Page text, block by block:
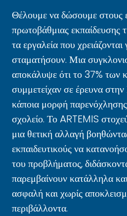
Θέλουμε να δώσουμε στους
πρωτοβάθμιας εκπαίδευσης
τα εργαλεία που χρειάζονται
σταματήσουν. Μια
αποκάλυψε ότι το 37% των
συμμετείχαν σε έρευνα
κάποια μορφή
σχολείο. Το ARTEMIS
μια θετική αλλαγή
εκπαιδευτικούς να
του προβλήματος,
παρεμβαίνουν κατάλληλα
ασφαλή και χωρίς
περιβάλλοντα.